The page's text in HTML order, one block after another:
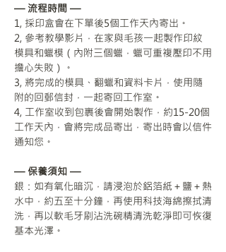
— 流程時間 —
1, 採印盒會在下單後5個工作天內寄出。
2, 參考教學影片，在家與毛孩一起製作印紋
模具和蠟模（內附三個蠟，蠟可重複壓印不用
擔心失敗）。
3, 將完成的模具、翻蠟和資料卡片，使用隨
附的回郵信封，一起寄回工作室。
4, 工作室收到包裹後會開始製作，約15-20個
工作天內，會將完成品寄出，寄出時會以信件
通知您。
— 保養須知 —
銀：如有氧化暗沉，請浸泡於鋁箔紙＋鹽＋熱
水中，約五至十分鐘，再使用科技海綿擦拭清
洗，再以軟毛牙刷沾洗碗精清洗乾淨即可恢復
基本光澤。